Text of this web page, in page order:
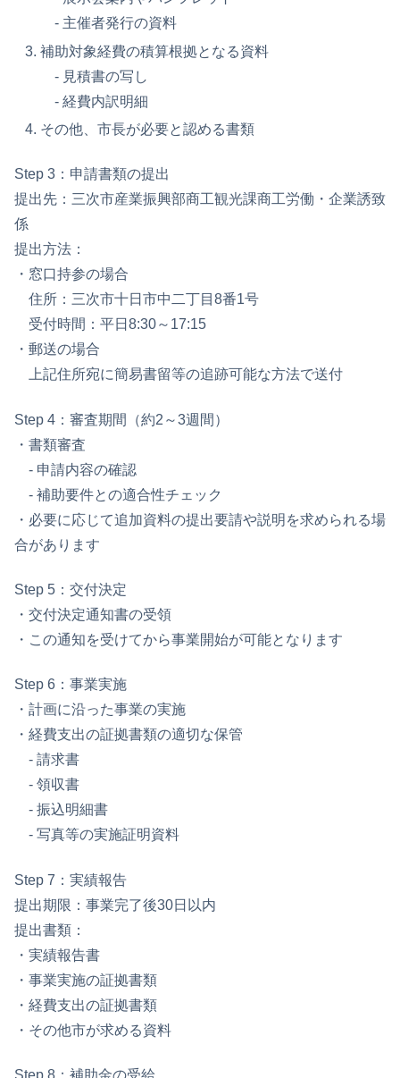
- 主催者発行の資料
補助対象経費の積算根拠となる資料
- 見積書の写し
- 経費内訳明細
その他、市長が必要と認める書類
Step 3：申請書類の提出
提出先：三次市産業振興部商工観光課商工労働・企業誘致
係
提出方法：
・窓口持参の場合
住所：三次市十日市中二丁目8番1号
受付時間：平日8:30～17:15
・郵送の場合
上記住所宛に簡易書留等の追跡可能な方法で送付
Step 4：審査期間（約2～3週間）
・書類審査
- 申請内容の確認
- 補助要件との適合性チェック
・必要に応じて追加資料の提出要請や説明を求められる場
合があります
Step 5：交付決定
・交付決定通知書の受領
・この通知を受けてから事業開始が可能となります
Step 6：事業実施
・計画に沿った事業の実施
・経費支出の証拠書類の適切な保管
- 請求書
- 領収書
- 振込明細書
- 写真等の実施証明資料
Step 7：実績報告
提出期限：事業完了後30日以内
提出書類：
・実績報告書
・事業実施の証拠書類
・経費支出の証拠書類
・その他市が求める資料